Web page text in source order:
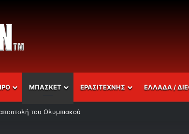
ΜΠΑΣΚΕΤ ΕΡΑΣΙΤΕΧΝΗΣ ΕΛΛΑΔΑ /
του Ολυμπιακού